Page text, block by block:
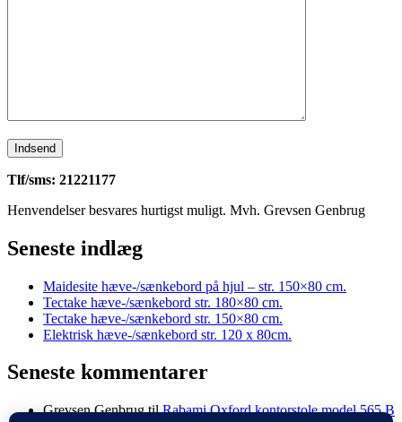
Tlf/sms: 21221177
Henvendelser besvares hurtigst muligt. Mvh. Grevsen Genbrug
Seneste indlæg
Maidesite hæve-/sænkebord på hjul – str. 150×80 cm.
Tectake hæve-/sænkebord str. 180×80 cm.
Tectake hæve-/sænkebord str. 150×80 cm.
Elektrisk hæve-/sænkebord str. 120 x 80cm.
Seneste kommentarer
Grevsen GenbrugtilRabami Oxford kontorstole model 565 B